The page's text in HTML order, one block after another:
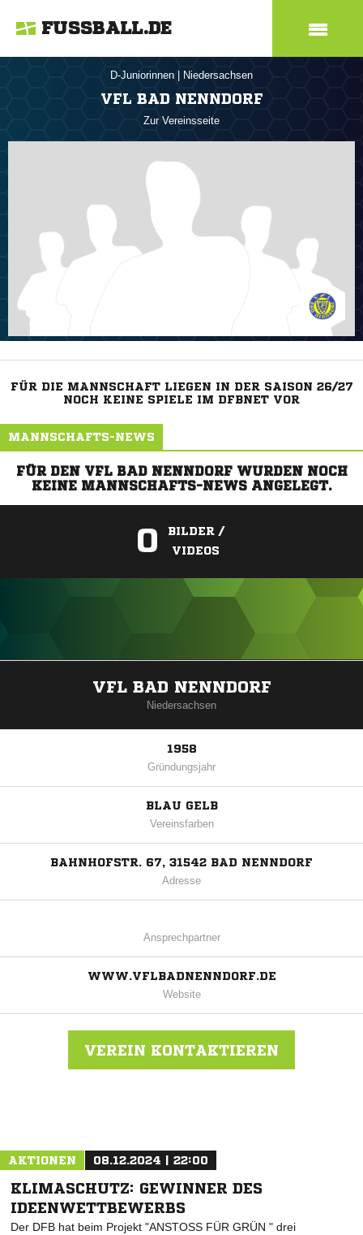
FUSSBALL.DE
D-Juniorinnen Niedersachsen
VFL BAD NENNDORF
Zur Vereinsseite
FÜR DIE MANNSCHAFT LIEGEN IN DER SAISON 26/27
NOCH KEINE SPIELE IM DFBNET VOR
MANNSCHAFTS-NEWS
FÜR DEN VFL BAD NENNDORF WURDEN NOCH
KEINE MANNSCHAFTS-NEWS ANGELEGT.
0
BILDER /
VIDEOS
VFL BAD NENNDORF
Niedersachsen
1958
Gründungsjahr
BLAU GELB
Vereinsfarben
BAHNHOFSTR. 67, 31542 BAD NENNDORF
Adresse
Ansprechpartner
WWW.VFLBADNENNDORF.DE
Website
VEREIN KONTAKTIEREN
AKTIONEN 08.12.2024 | 22:00
KLIMASCHUTZ: GEWINNER DES
IDEENWETTBEWERBS
Der DFB hat beim Projekt "ANSTOSS FÜR GRÜN " drei